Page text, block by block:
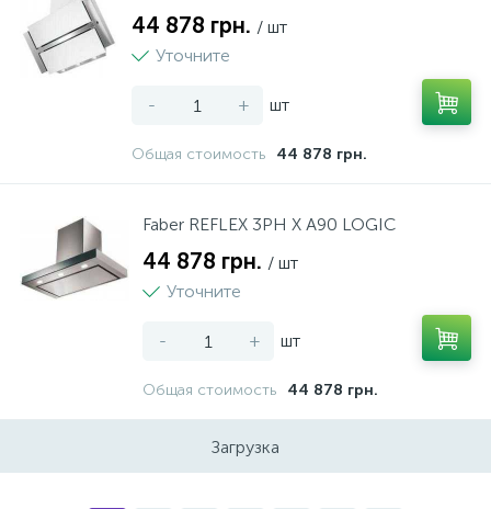
44 878 грн. / шт
Уточните
- + шт
Общая стоимость 44 878 грн.
Faber REFLEX 3РН X A90 LOGIC
44 878 грн. / шт
Уточните
- + шт
Общая стоимость 44 878 грн.
Загрузка